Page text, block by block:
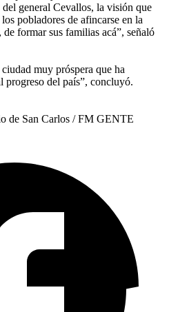
general Cevallos, la visión que
pobladores de afincarse en la
formar sus familias acá”, señaló
muy próspera que ha
progreso del país”, concluyó.
de San Carlos / FM GENTE